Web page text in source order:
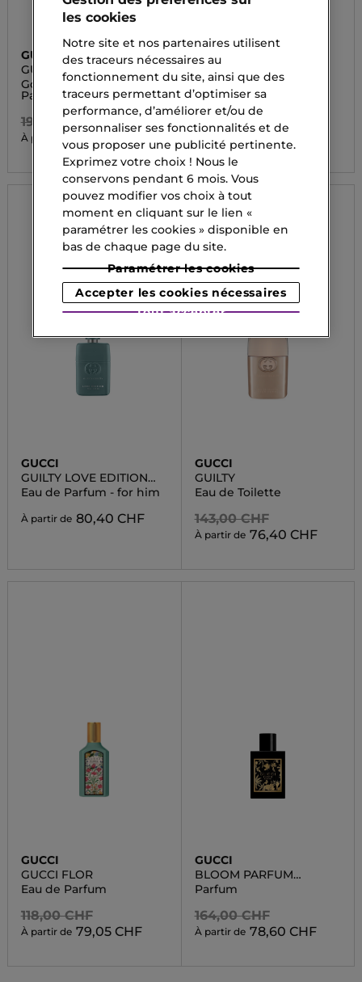
GUCCI
GUCCI FLOR
Gorgeous Orchid Eau de
Parfum
192,00 CHF
À partir de
GUCCI
GUILTY
Eau de Parfum
121,00 CHF
À partir de 81,05 CHF
GUCCI
GUILTY LOVE EDITION
POUR
Eau de Parfum - for him
À partir de 80,40 CHF
GUCCI
GUILTY
Eau de Toilette
143,00 CHF
À partir de 76,40 CHF
GUCCI
GUCCI FLOR
Eau de Parfum
118,00 CHF
À partir de 79,05 CHF
GUCCI
BLOOM PARFUM
FEMALE
Parfum
164,00 CHF
À partir de 78,60 CHF
les cookies
Notre site et nos partenaires utilisent
des traceurs nécessaires au
fonctionnement du site, ainsi que des
traceurs permettant d’optimiser sa
performance, d’améliorer et/ou de
personnaliser ses fonctionnalités et de
vous proposer une publicité pertinente.
Exprimez votre choix ! Nous le
conservons pendant 6 mois. Vous
pouvez modifier vos choix à tout
moment en cliquant sur le lien «
paramétrer les cookies » disponible en
bas de chaque page du site.
Paramétrer les cookies
Accepter les cookies nécessaires
Tout accepter